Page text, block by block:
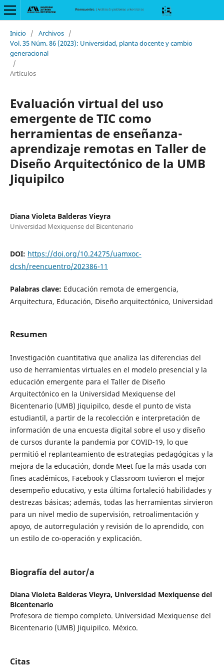
Inicio / Archivos /
Vol. 35 Núm. 86 (2023): Universidad, planta docente y cambio
generacional
/
Artículos
Evaluación virtual del uso
emergente de TIC como
herramientas de enseñanza-
aprendizaje remotas en Taller de
Diseño Arquitectónico de la UMB
Jiquipilco
Diana Violeta Balderas Vieyra
Universidad Mexiquense del Bicentenario
DOI: https://doi.org/10.24275/uamxoc-
dcsh/reencuentro/202386-11
Palabras clave: Educación remota de emergencia,
Arquitectura, Educación, Diseño arquitectónico, Universidad
Resumen
Investigación cuantitativa que analiza las diferencias del
uso de herramientas virtuales en el modelo presencial y la
educación emergente para el Taller de Diseño
Arquitectónico en la Universidad Mexiquense del
Bicentenario (UMB) Jiquipilco, desde el punto de vista
estudiantil, a partir de la recolección e interpretación de
información de una encuesta digital sobre el uso y diseño
de cursos durante la pandemia por COVID-19, lo que
permitió el replanteamiento de estrategias pedagógicas y la
mejora de la educación, donde Meet fue la más usada con
fines académicos, Facebook y Classroom tuvieron el mejor
desempeño educativo, y esta última fortaleció habilidades y
destrezas básicas; además, todas las herramientas sirvieron
para un nivel medio de supervisión, retroalimentación y
apoyo, de autorregulación y revisión de lo aprendido, con
un estilo de co-operación y explicación.
Biografía del autor/a
Diana Violeta Balderas Vieyra, Universidad Mexiquense del
Bicentenario
Profesora de tiempo completo. Universidad Mexiquense del
Bicentenario (UMB) Jiquipilco. México.
Citas